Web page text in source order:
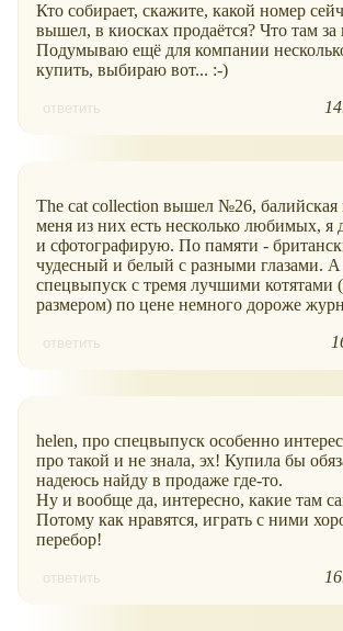
Кто собирает, скажите, какой номер
вышел, в киосках продаётся? Что там за
Подумываю ещё для компании
купить, выбираю вот... :-)
ответить
The cat collection вышел №26,
меня из них есть несколько любимых,
и сфотографирую. По памяти -
чудесный и белый с разными глазами.
спецвыпуск с тремя лучшими котятами
размером) по цене немного дороже
ответить
helen, про спецвыпуск особенно
про такой и не знала, эх! Купила бы
надеюсь найду в продаже где-то.
Ну и вообще да, интересно, какие там
Потому как нравятся, играть с ними
перебор!
ответить